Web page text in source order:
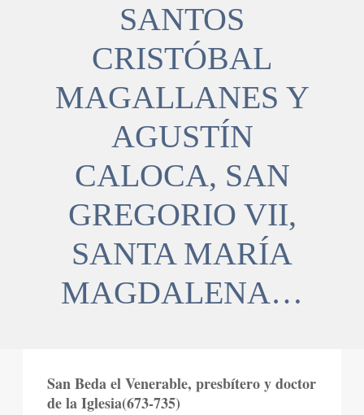
SANTOS
CRISTÓBAL
MAGALLANES Y
AGUSTÍN
CALOCA, SAN
GREGORIO VII,
SANTA MARÍA
MAGDALENA…
San Beda el Venerable, presbítero y doctor
de la Iglesia(673-735)